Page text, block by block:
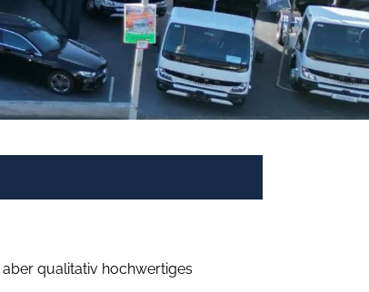
qualitativ hochwertiges